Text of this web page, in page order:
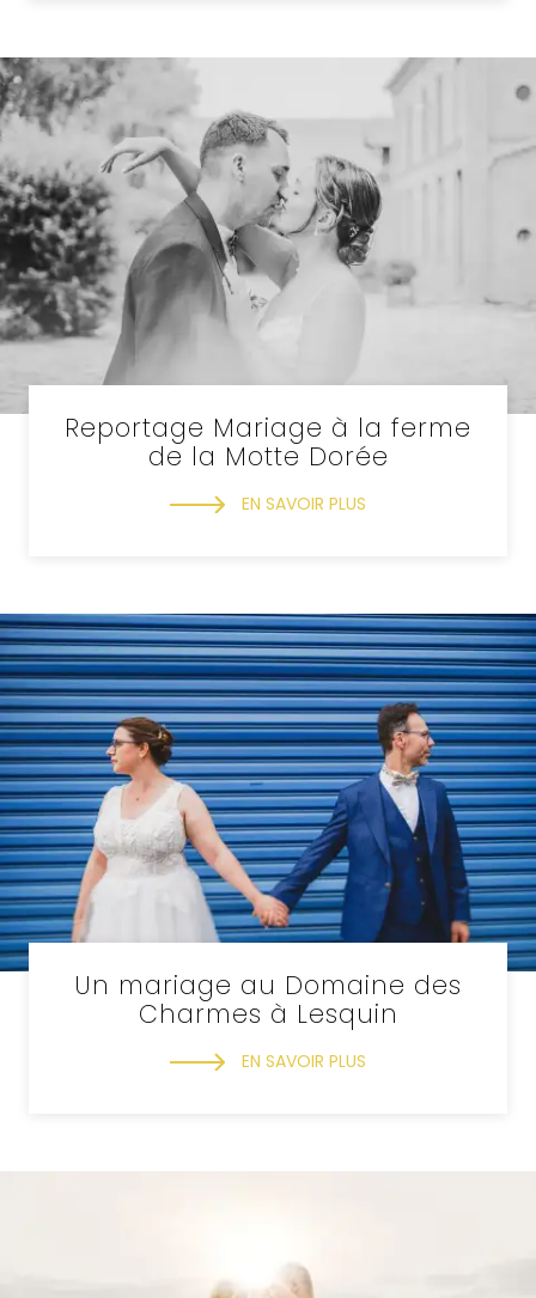
Reportage Mariage à la ferme
de la Motte Dorée
EN SAVOIR PLUS
Un mariage au Domaine des
Charmes à Lesquin
EN SAVOIR PLUS